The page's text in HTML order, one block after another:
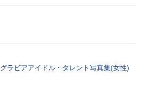
グラビアアイドル・タレント写真集(女性)